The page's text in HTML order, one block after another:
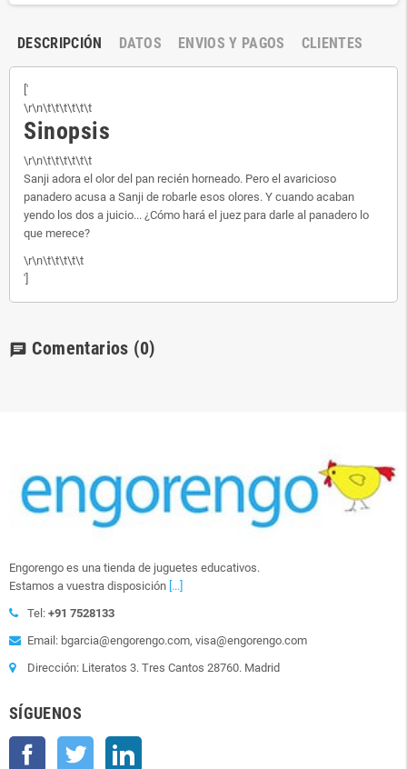
DESCRIPCIÓN DATOS ENVIOS Y PAGOS CLIENTES
['
\r\n\t\t\t\t\t\t
Sinopsis
\r\n\t\t\t\t\t\t
Sanji adora el olor del pan recién horneado. Pero el avaricioso
panadero acusa a Sanji de robarle esos olores. Y cuando acaban
yendo los dos a juicio... ¿Cómo hará el juez para darle al panadero lo
que merece?
\r\n\t\t\t\t\t
']
chat Comentarios (0)
Engorengo es una tienda de juguetes educativos.
Estamos a vuestra disposición [...]
Tel: +91 7528133
Email: bgarcia@engorengo.com, visa@engorengo.com
Dirección: Literatos 3. Tres Cantos 28760. Madrid
SÍGUENOS
Facebook Twitter